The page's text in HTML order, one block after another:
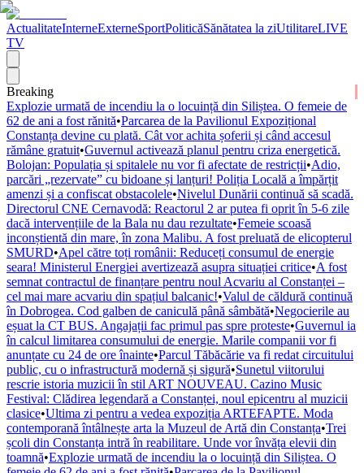
ActualitateInterneExterneSportPoliticăSănătatea la ziUtilitareLIVE
TV
Breaking
Explozie urmată de incendiu la o locuință din Siliștea. O femeie de
62 de ani a fost rănită•Parcarea de la Pavilionul Expozițional
Constanța devine cu plată. Cât vor achita șoferii și când accesul
rămâne gratuit•Guvernul activează planul pentru criza energetică.
Bolojan: Populația și spitalele nu vor fi afectate de restricții•Adio,
parcări „rezervate” cu bidoane și lanțuri! Poliția Locală a împărțit
amenzi și a confiscat obstacolele•Nivelul Dunării continuă să scadă.
Directorul CNE Cernavodă: Reactorul 2 ar putea fi oprit în 5-6 zile
dacă intervențiile de la Bala nu dau rezultate•Femeie scoasă
inconștientă din mare, în zona Malibu. A fost preluată de elicopterul
SMURD•Apel către toți românii: Reduceți consumul de energie
seara! Ministerul Energiei avertizează asupra situației critice•A fost
semnat contractul de finanțare pentru noul Acvariu al Constanței –
cel mai mare acvariu din spațiul balcanic!•Valul de căldură continuă
în Dobrogea. Cod galben de caniculă până sâmbătă•Negocierile au
eșuat la CT BUS. Angajații fac primul pas spre proteste•Guvernul ia
în calcul limitarea consumului de energie. Marile companii vor fi
anunțate cu 24 de ore înainte•Parcul Tăbăcărie va fi redat circuitului
public, cu o infrastructură modernă și sigură•Sunetul viitorului
rescrie istoria muzicii în stil ART NOUVEAU. Cazino Music
Festival: Clădirea legendară a Constanței, noul epicentru al muzicii
clasice•Ultima zi pentru a vedea expoziția ARTEFAPTE. Moda
contemporană întâlnește arta la Muzeul de Artă din Constanța•Trei
școli din Constanța intră în reabilitare. Unde vor învăța elevii din
toamnă•Explozie urmată de incendiu la o locuință din Siliștea. O